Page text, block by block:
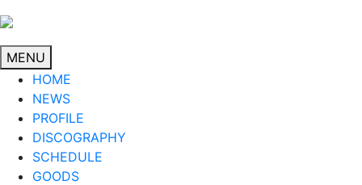
MENU
HOME
NEWS
PROFILE
DISCOGRAPHY
SCHEDULE
GOODS